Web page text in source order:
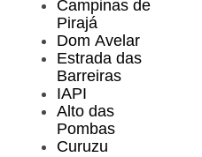
Campinas de
Pirajá
Dom Avelar
Estrada das
Barreiras
IAPI
Alto das
Pombas
Curuzu